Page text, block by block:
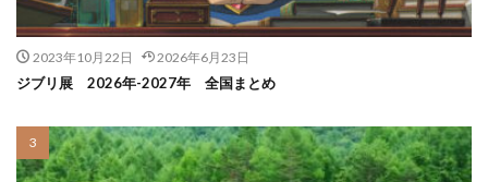
2023年10月22日 2026年6月23日
ジブリ展 2026年-2027年 全国まとめ